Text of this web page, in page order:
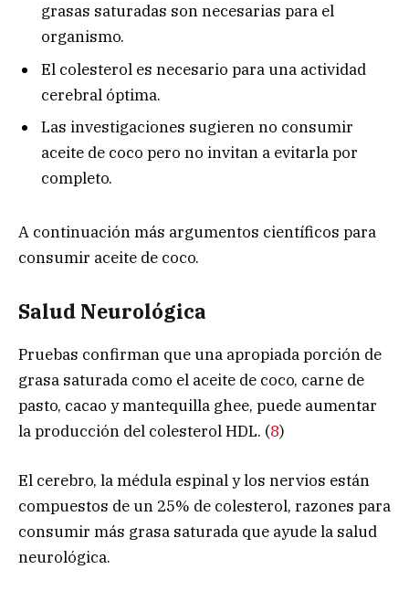
grasas saturadas son necesarias para el
organismo.
El colesterol es necesario para una actividad
cerebral óptima.
Las investigaciones sugieren no consumir
aceite de coco pero no invitan a evitarla por
completo.
A continuación más argumentos científicos para
consumir aceite de coco.
Salud Neurológica
Pruebas confirman que una apropiada porción de
grasa saturada como el aceite de coco, carne de
pasto, cacao y mantequilla ghee, puede aumentar
la producción del colesterol HDL. (8)
El cerebro, la médula espinal y los nervios están
compuestos de un 25% de colesterol, razones para
consumir más grasa saturada que ayude la salud
neurológica.